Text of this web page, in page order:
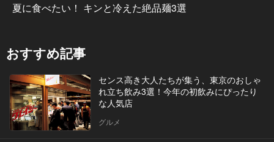
夏に食べたい！ キンと冷えた絶品麺3選
おすすめ記事
センス高き大人たちが集う、東京のおしゃ
れ立ち飲み3選！今年の初飲みにぴったり
な人気店
グルメ